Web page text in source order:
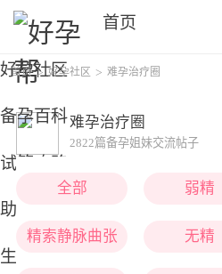
首页
好孕社区
备孕百科
试管攻略
助孕回答
生殖机构大全
首页 好孕社区 难孕治疗圈
难孕治疗圈
2822篇备孕姐妹交流帖子
全部 弱精
精索静脉曲张 无精